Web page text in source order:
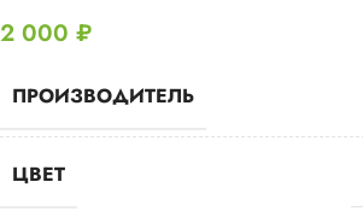
2 000 ₽
ПРОИЗВОДИТЕЛЬ
ЦВЕТ